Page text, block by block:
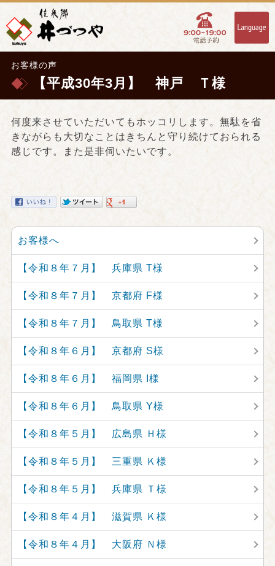
お客様の声
【平成30年3月】 神戸 Ｔ様
何度来させていただいてもホッコリします。無駄を省
きながらも大切なことはきちんと守り続けておられる
感じです。また是非伺いたいです。
お客様へ
【令和８年７月】 兵庫県 T様
【令和８年７月】 京都府 F様
【令和８年７月】 鳥取県 T様
【令和８年６月】 京都府 S様
【令和８年６月】 福岡県 I様
【令和８年６月】 鳥取県 Y様
【令和８年５月】 広島県 Ｈ様
【令和８年５月】 三重県 Ｋ様
【令和８年５月】 兵庫県 Ｔ様
【令和８年４月】 滋賀県 Ｋ様
【令和８年４月】 大阪府 Ｎ様